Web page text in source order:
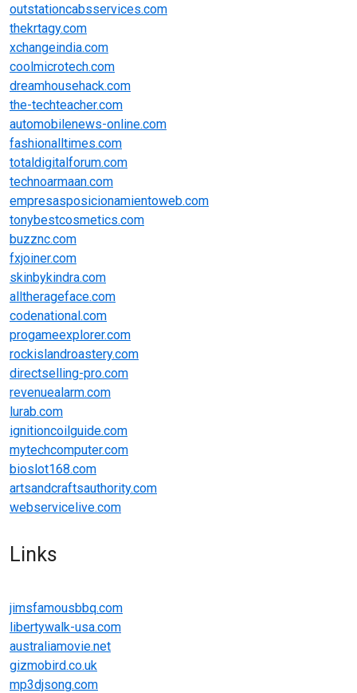
outstationcabsservices.com
thekrtagy.com
xchangeindia.com
coolmicrotech.com
dreamhousehack.com
the-techteacher.com
automobilenews-online.com
fashionalltimes.com
totaldigitalforum.com
technoarmaan.com
empresasposicionamientoweb.com
tonybestcosmetics.com
buzznc.com
fxjoiner.com
skinbykindra.com
alltherageface.com
codenational.com
progameexplorer.com
rockislandroastery.com
directselling-pro.com
revenuealarm.com
lurab.com
ignitioncoilguide.com
mytechcomputer.com
bioslot168.com
artsandcraftsauthority.com
webservicelive.com
Links
jimsfamousbbq.com
libertywalk-usa.com
australiamovie.net
gizmobird.co.uk
mp3djsong.com